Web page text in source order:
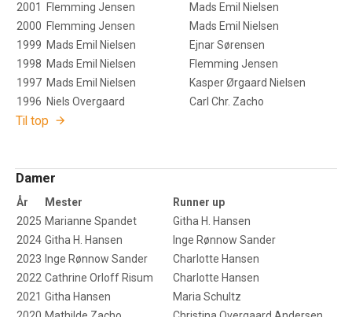
2001
Flemming Jensen
Mads Emil Nielsen
2000 Flemming Jensen
Mads Emil Nielsen
1999 Mads Emil Nielsen
Ejnar Sørensen
1998 Mads Emil Nielsen
Flemming Jensen
1997 Mads Emil Nielsen
Kasper Ørgaard Nielsen
1996 Niels Overgaard Carl Chr. Zacho
Til top
Damer
År Mester
Runner up
2025 Marianne Spandet
Githa H. Hansen
2024 Githa H. Hansen
Inge Rønnow Sander
2023 Inge Rønnow Sander
Charlotte Hansen
2022 Cathrine Orloff Risum
Charlotte Hansen
2021 Githa Hansen
Maria Schultz